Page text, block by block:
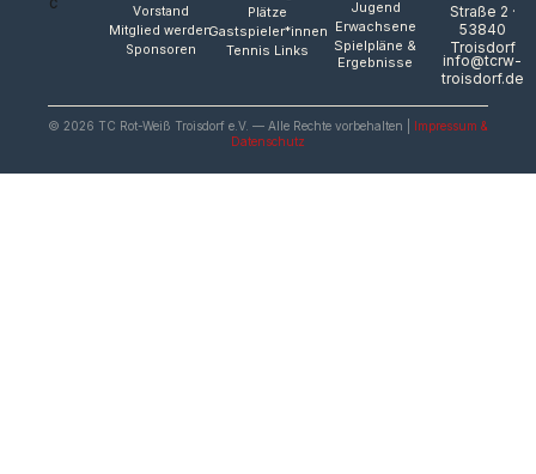
Vorstand
Mitglied werden
Sponsoren
Plätze
Gastspieler*innen
Tennis Links
Jugend
Erwachsene
Spielpläne &
Ergebnisse
Straße 2 ·
53840
Troisdorf
info@tcrw-
troisdorf.de
© 2026 TC Rot-Weiß Troisdorf e.V. — Alle Rechte vorbehalten | Impressum &
Datenschutz